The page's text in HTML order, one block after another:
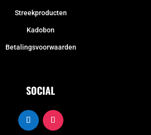
Streekproducten
Kadobon
Betalingsvoorwaarden
SOCIAL